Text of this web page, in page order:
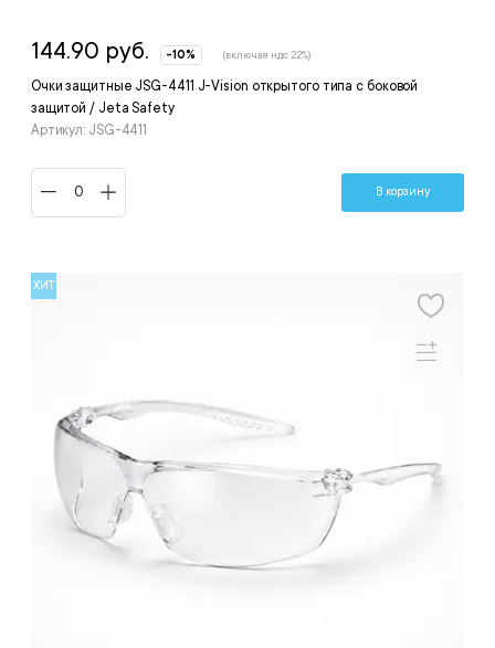
Очки защитные JSG-4411 J-Vision открытого типа с боковой
защитой / Jeta Safety
Артикул: JSG-4411
144.90 руб. -10% (включая ндс 22%)
В корзину
ХИТ